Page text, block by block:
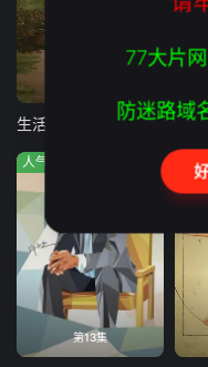
生活拉里与不快乐的追求 一部美国史
第13集
人气:41 人
77大片网
防迷路域